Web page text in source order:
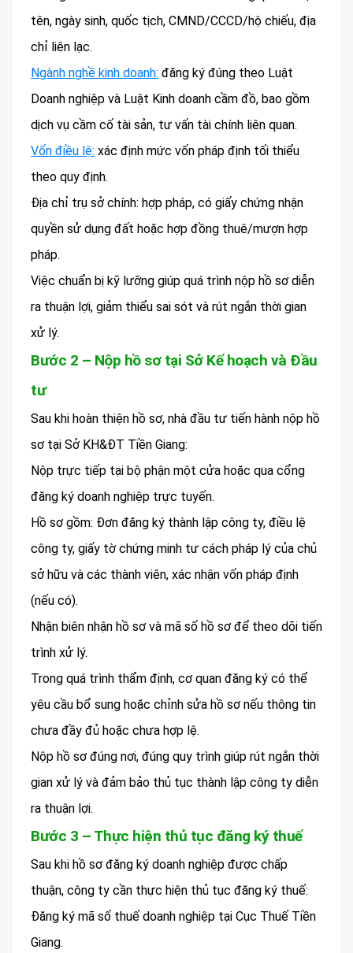
tên, ngày sinh, quốc tịch, CMND/CCCD/hộ chiếu, địa
chỉ liên lạc.
Ngành nghề kinh doanh: đăng ký đúng theo Luật
Doanh nghiệp và Luật Kinh doanh cầm đồ, bao gồm
dịch vụ cầm cố tài sản, tư vấn tài chính liên quan.
Vốn điều lệ: xác định mức vốn pháp định tối thiểu
theo quy định.
Địa chỉ trụ sở chính: hợp pháp, có giấy chứng nhận
quyền sử dụng đất hoặc hợp đồng thuê/mượn hợp
pháp.
Việc chuẩn bị kỹ lưỡng giúp quá trình nộp hồ sơ diễn
ra thuận lợi, giảm thiểu sai sót và rút ngắn thời gian
xử lý.
Bước 2 – Nộp hồ sơ tại Sở Kế hoạch và Đầu
tư
Sau khi hoàn thiện hồ sơ, nhà đầu tư tiến hành nộp hồ
sơ tại Sở KH&ĐT Tiền Giang:
Nộp trực tiếp tại bộ phận một cửa hoặc qua cổng
đăng ký doanh nghiệp trực tuyến.
Hồ sơ gồm: Đơn đăng ký thành lập công ty, điều lệ
công ty, giấy tờ chứng minh tư cách pháp lý của chủ
sở hữu và các thành viên, xác nhận vốn pháp định
(nếu có).
Nhận biên nhận hồ sơ và mã số hồ sơ để theo dõi tiến
trình xử lý.
Trong quá trình thẩm định, cơ quan đăng ký có thể
yêu cầu bổ sung hoặc chỉnh sửa hồ sơ nếu thông tin
chưa đầy đủ hoặc chưa hợp lệ.
Nộp hồ sơ đúng nơi, đúng quy trình giúp rút ngắn thời
gian xử lý và đảm bảo thủ tục thành lập công ty diễn
ra thuận lợi.
Bước 3 – Thực hiện thủ tục đăng ký thuế
Sau khi hồ sơ đăng ký doanh nghiệp được chấp
thuận, công ty cần thực hiện thủ tục đăng ký thuế:
Đăng ký mã số thuế doanh nghiệp tại Cục Thuế Tiền
Giang.